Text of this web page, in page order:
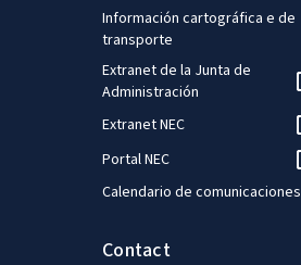
Información cartográfica e de
transporte
Extranet de la Junta de
Administración
Extranet NEC
Portal NEC
Calendario de comunicaciones
Contact